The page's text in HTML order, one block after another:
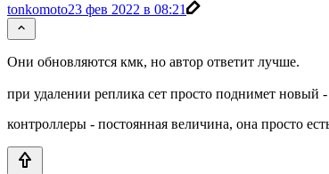
tonkomoto23 фев 2022 в 08:21
Они обновляются кмк, но автор ответит лучше.
при удалении реплика сет просто поднимет новый
контроллеры - постоянная величина, она просто